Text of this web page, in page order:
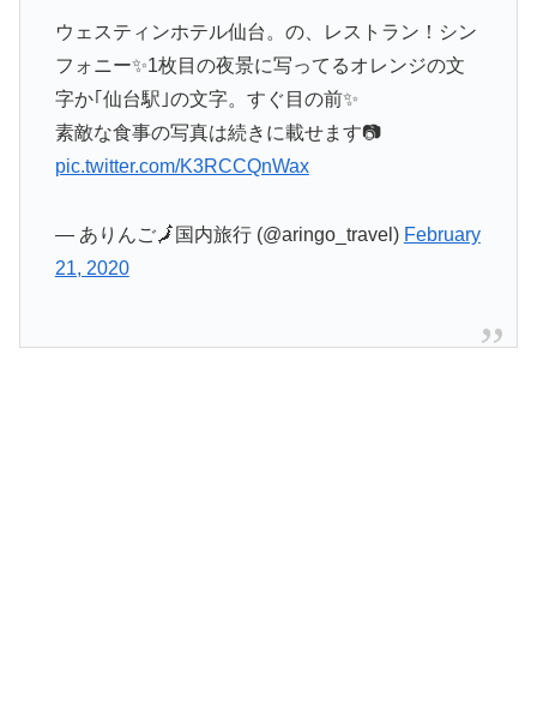
ウェスティンホテル仙台。の、レストラン！シン
フォニー✨1枚目の夜景に写ってるオレンジの文
字か｢仙台駅｣の文字。すぐ目の前✨
素敵な食事の写真は続きに載せます📷
pic.twitter.com/K3RCCQnWax
— ありんご🗾国内旅行 (@aringo_travel) February
21, 2020